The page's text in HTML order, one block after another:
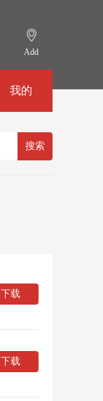
Add
我的
下载
下载